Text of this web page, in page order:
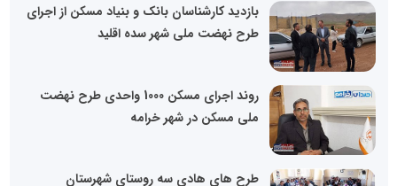
بازدید کارشناسان بانک و بنیاد مسکن از اجرای
طرح نهضت ملی شهر سده اقلید
روند اجرای مسکن 1000 واحدی طرح نهضت
ملی مسکن در شهر خرامه
طرح های هادی سه روستای شهرستان